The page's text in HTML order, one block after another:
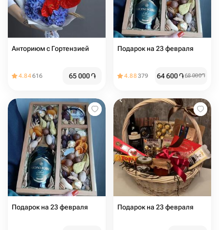
Анториюм с Гортензией
4.84616 65 000֏
Подарок на 23 февраля
4.88379 64 600֏68 000֏
Подарок на 23 февраля Подарок на 23 февраля